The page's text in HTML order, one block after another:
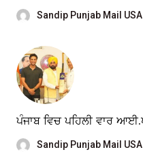
Sandip Punjab Mail USA
ਪੰਜਾਬ ਵਿਚ ਪਹਿਲੀ ਵਾਰ
Sandip Punjab Mail USA